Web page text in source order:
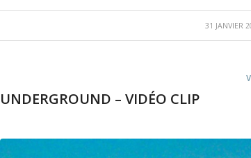
31 JANVIER
/
UNDERGROUND – VIDÉO CLIP